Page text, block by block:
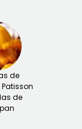
de
de